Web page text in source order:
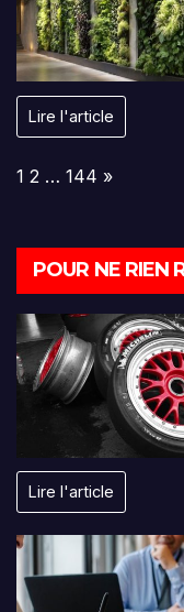
Lire l'article
Page:
1 2 … 144 Next
»
POUR NE RIEN
Lire l'article